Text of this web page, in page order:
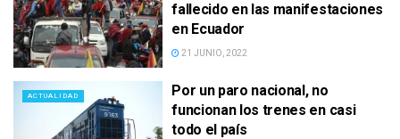
fallecido en las manifestaciones
en Ecuador
21 JUNIO, 2022
ACTUALIDAD
Por un paro nacional, no
funcionan los trenes en casi
todo el país